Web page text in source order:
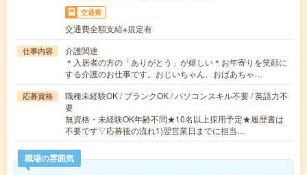
交通費
交通費全額支給※規定有
仕事内容
介護関連
＊入居者の方の「ありがとう」が嬉しい＊お年寄りを笑顔に
する介護のお仕事です。おじいちゃん、おばあちゃ…
応募資格
職種未経験OK / ブランクOK / パソコンスキル不要 / 英語力不
要
無資格・未経験OK年齢不問★10名以上採用予定★履歴書は
不要です▽応募後の流れ1)翌営業日までに担当…
職場の雰囲気